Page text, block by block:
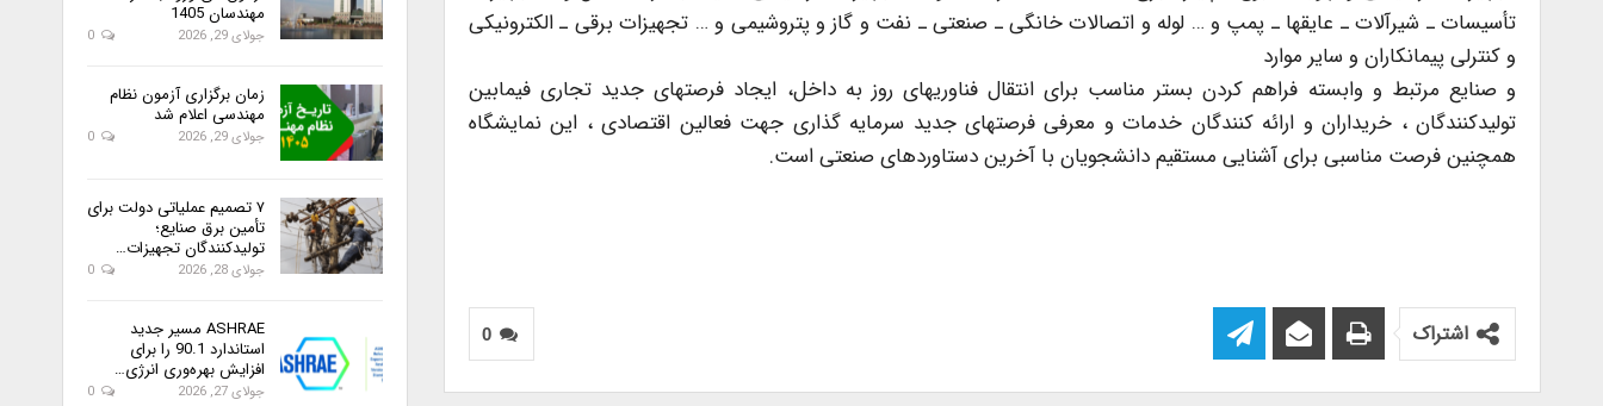
تأسیسات ـ شیرآلات ـ عایقها ـ پمپ و … لوله و اتصالات خانگی ـ صنعتی ـ نفت و گاز و پتروشیمی و … تجهیزات برقی ـ الکترونیکی
و کنترلی پیمانکاران و سایر موارد
و صنایع مرتبط و وابسته فراهم کردن بستر مناسب برای انتقال فناوریهای روز به داخل، ایجاد فرصتهای جدید تجاری فیمابین
تولیدکنندگان ، خریداران و ارائه کنندگان خدمات و معرفی فرصتهای جدید سرمایه گذاری جهت فعالین اقتصادی ، این نمایشگاه
همچنین فرصت مناسبی برای آشنایی مستقیم دانشجویان با آخرین دستاوردهای صنعتی است.
0 اشتراک
مهندسان 1405
جولای 29, 2026
زمان برگزاری آزمون نظام
مهندسی اعلام شد
جولای 29, 2026
۷ تصمیم عملیاتی دولت برای
تأمین برق صنایع؛
تولیدکنندگان تجهیزات…
جولای 28, 2026
ASHRAE مسیر جدید
استاندارد 90.1 را برای
افزایش بهره‌وری انرژی…
جولای 27, 2026